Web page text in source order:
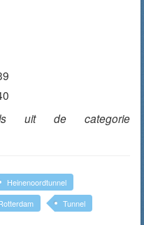
uit de categorie
Heinenoordtunnel
Tunnel